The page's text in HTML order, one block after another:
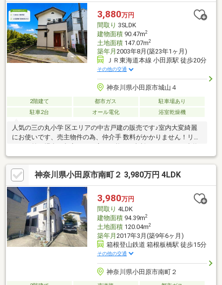
3,880万円
間取り 3SLDK
建物面積90.47m2
土地面積147.07m2
築年月 2003年8月(築23年1ヶ月)
ＪＲ東海道本線 小田原駅 徒歩20分
その他の交通
神奈川県小田原市城山４
2階建て 都市ガス
駐車場あり
駐車2台
オール電化 浴室乾燥機
人気の三の丸小学 区エリアの中古戸建の販売です♪室内大変綺麗
にお使いです、売主物件の為、仲介手 数料がかかりません！リフ
件おすすめポイント～■小田原駅徒歩約20分■箱根板橋駅徒歩約7
分■外装リフォーム■オール電化、太陽光発電■カースペース2台
(車種による)■開発分譲地内■デザイナーズハウス■周辺環境良好■
都市ガス引き込み有
神奈川県小田原市南町２ 3,980万円 4LDK
3,980万円
間取り 4LDK
建物面積94.39m2
土地面積120.04m2
築年月 2017年3月(築9年6ヶ月)
箱根登山鉄道 箱根板橋駅 徒歩15分
その他の交通
神奈川県小田原市南町２